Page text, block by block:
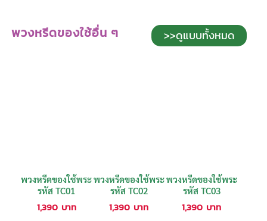
พวงหรีดของใช้อื่น ๆ >>ดูแบบทั้งหมด
พวงหรีดของใช้พระ
รหัส TC01
1,390 บาท
พวงหรีดของใช้พระ
รหัส TC02
1,390 บาท
พวงหรีดของใช้พระ
รหัส TC03
1,390 บาท